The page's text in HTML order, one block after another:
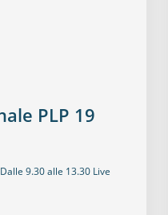
PLP 19
9.30 alle 13.30 Live